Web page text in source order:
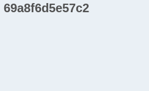
69a8f6d5e57c2